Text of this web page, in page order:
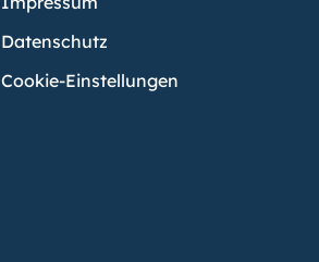
Datenschutz
Cookie-Einstellungen